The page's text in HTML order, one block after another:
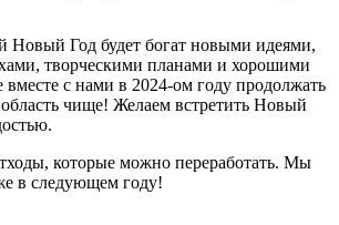
Новый Год будет богат новыми идеями,
творческими планами и хорошими
вместе с нами в 2024-ом году продолжать
чище! Желаем встретить Новый
которые можно переработать. Мы
в следующем году!